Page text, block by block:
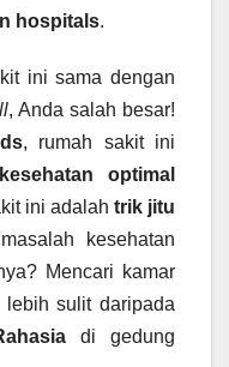
hospitals.
ini sama dengan
, Anda salah besar!
, rumah sakit ini
kesehatan optimal
ini adalah trik jitu
masalah kesehatan
Mencari kamar
sulit daripada
di gedung